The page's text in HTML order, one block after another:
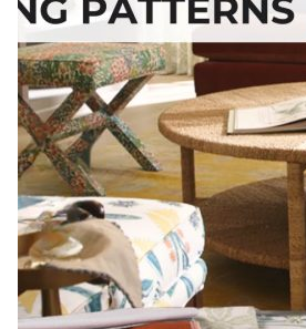
نام و نام خانوادگی :